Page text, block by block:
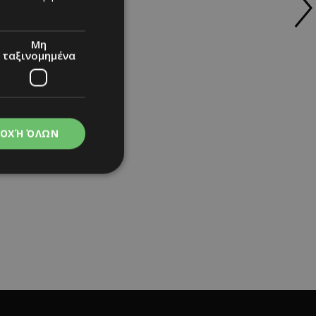
Μη
ταξινομημένα
ΌΛΩΝ
δηλαδή να